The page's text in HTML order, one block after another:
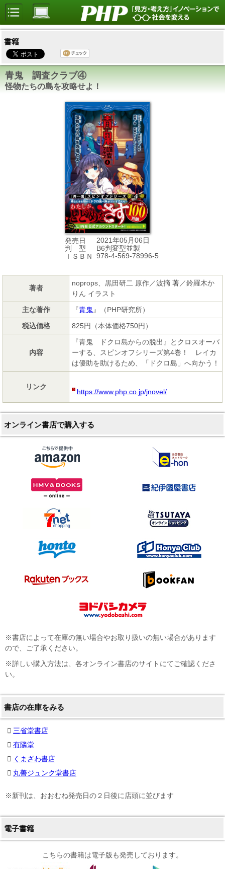
書籍
青鬼 調査クラブ④
怪物たちの島を攻略せよ！
発売日
2021年05月06日
判 型
B6判変型並製
ＩＳＢＮ
978-4-569-78996-5
著者
noprops、黒田研二 原作／波摘 著／鈴羅木か
りん イラスト
主な著作
『青鬼』（PHP研究所）
税込価格
825円（本体価格750円）
内容
『青鬼 ドクロ島からの脱出』とクロスオーバ
ーする、スピンオフシリーズ第4巻！ レイカ
は優助を助けるため、「ドクロ島」へ向かう！
リンク
https://www.php.co.jp/jnovel/
オンライン書店で購入する
※書店によって在庫の無い場合やお取り扱いの無い場合があります
ので、ご了承ください。
※詳しい購入方法は、各オンライン書店のサイトにてご確認くださ
い。
書店の在庫をみる
三省堂書店
有隣堂
くまざわ書店
丸善ジュンク堂書店
※新刊は、おおむね発売日の２日後に店頭に並びます
電子書籍
こちらの書籍は電子版も発売しております。